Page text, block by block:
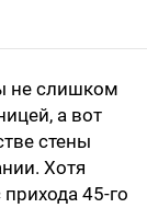
не слишком
а вот
стены
Хотя
45-го